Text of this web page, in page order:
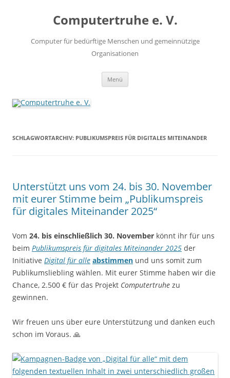
Computertruhe e. V.
Computer für bedürftige Menschen und gemeinnützige
Organisationen
Menü
SCHLAGWORTARCHIV: PUBLIKUMSPREIS FÜR DIGITALES MITEINANDER
Unterstützt uns vom 24. bis 30. November
mit eurer Stimme beim „Publikumspreis
für digitales Miteinander 2025“
Vom 24. bis einschließlich 30. November könnt ihr für uns
beim Publikumspreis für digitales Miteinander 2025 der
Initiative Digital für alle abstimmen und uns somit zum
Publikumsliebling wählen. Mit eurer Stimme haben wir die
Chance, 2.500 € für das Projekt Computertruhe zu
gewinnen.
Wir freuen uns über eure Unterstützung und danken euch
schon im Voraus. 🙏